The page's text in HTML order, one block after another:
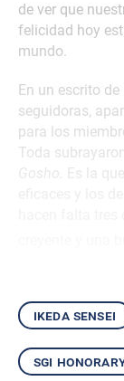
de ver que
felicidad hoy
mundo.
En un escrito
seguidoras,
para los
Toda
ikeda sensei